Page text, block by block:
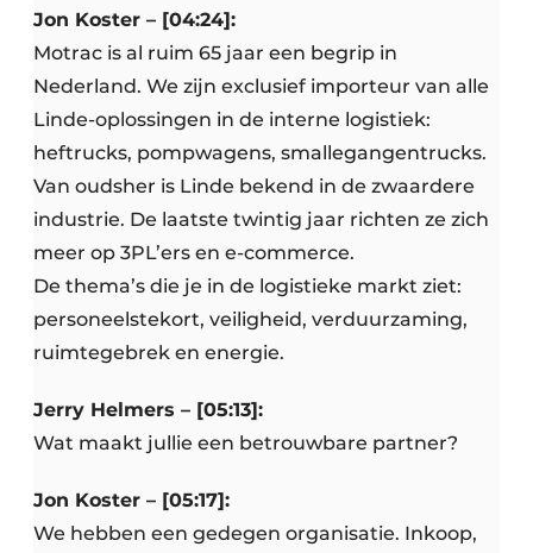
Jon Koster – [04:24]:
Motrac is al ruim 65 jaar een begrip in
Nederland. We zijn exclusief importeur van alle
Linde-oplossingen in de interne logistiek:
heftrucks, pompwagens, smallegangentrucks.
Van oudsher is Linde bekend in de zwaardere
industrie. De laatste twintig jaar richten ze zich
meer op 3PL’ers en e-commerce.
De thema’s die je in de logistieke markt ziet:
personeelstekort, veiligheid, verduurzaming,
ruimtegebrek en energie.
Jerry Helmers – [05:13]:
Wat maakt jullie een betrouwbare partner?
Jon Koster – [05:17]:
We hebben een gedegen organisatie. Inkoop,